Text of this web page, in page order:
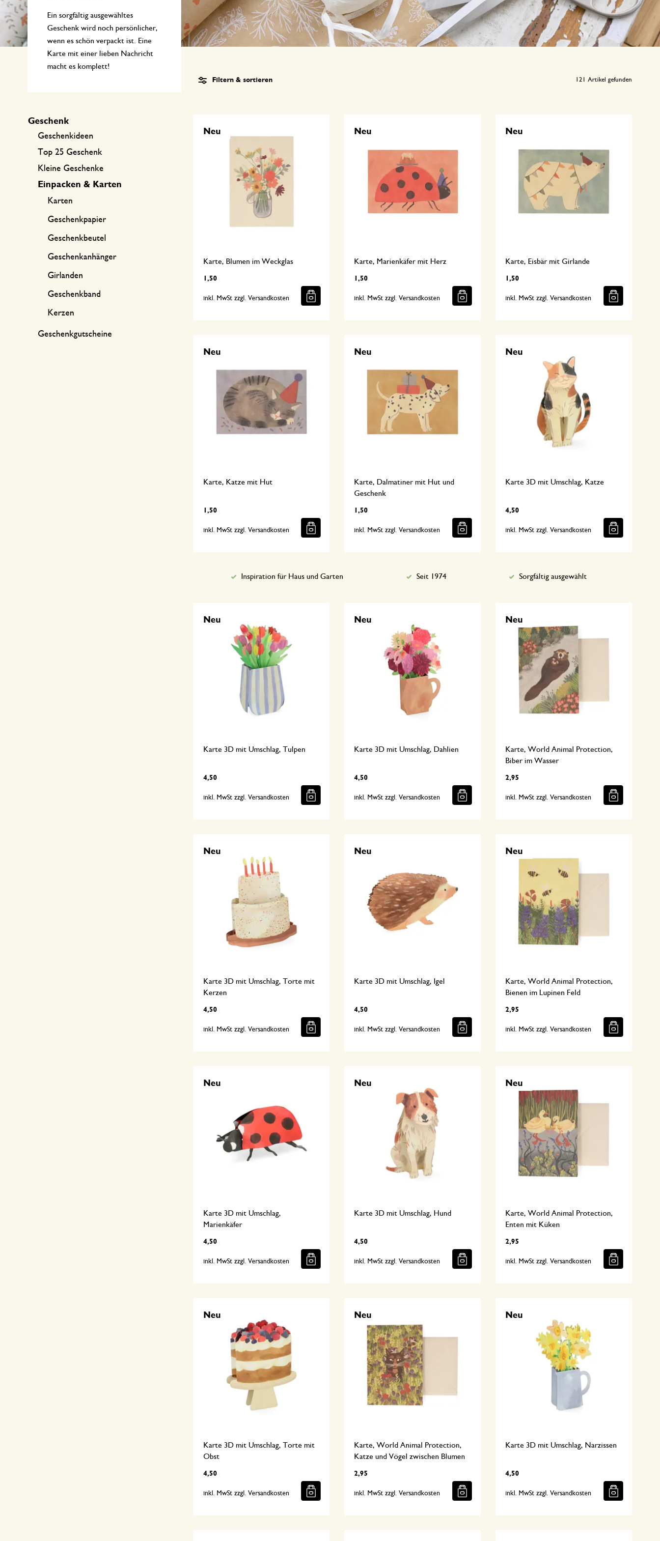
Tischwäsche
Tee-Zubehör
Kaffee-Zubehör
International kochen
Kerzenhalter
Körbe
Schreiben & Hobby
Ein sorgfältig ausgewähltes
Geschenk wird noch persönlicher,
wenn es schön verpackt ist. Eine
Karte mit einer lieben Nachricht
macht es komplett!
Geschenk
Geschenkideen
Top 25 Geschenk
Kleine Geschenke
Einpacken & Karten
Karten
Geschenkpapier
Geschenkbeutel
Geschenkanhänger
Girlanden
Geschenkband
Kerzen
Geschenkgutscheine
Filtern & sortieren 121 Artikel gefunden
Neu
Karte, Blumen im Weckglas
1,50
inkl. MwSt zzgl. Versandkosten
Neu
Karte, Marienkäfer mit Herz
1,50
inkl. MwSt zzgl. Versandkosten
Neu
Karte, Eisbär mit Girlande
1,50
inkl. MwSt zzgl. Versandkosten
Neu
Karte, Katze mit Hut
1,50
inkl. MwSt zzgl. Versandkosten
Neu
Karte, Dalmatiner mit Hut und
Geschenk
1,50
inkl. MwSt zzgl. Versandkosten
Neu
Karte 3D mit Umschlag, Katze
4,50
inkl. MwSt zzgl. Versandkosten
Neu
Karte 3D mit Umschlag, Tulpen
4,50
inkl. MwSt zzgl. Versandkosten
Neu
Karte 3D mit Umschlag, Dahlien
4,50
inkl. MwSt zzgl. Versandkosten
Neu
Karte, World Animal Protection,
Biber im Wasser
2,95
inkl. MwSt zzgl. Versandkosten
Neu
Karte 3D mit Umschlag, Torte mit
Kerzen
4,50
inkl. MwSt zzgl. Versandkosten
Neu
Karte 3D mit Umschlag, Igel
4,50
inkl. MwSt zzgl. Versandkosten
Neu
Karte, World Animal Protection,
Bienen im Lupinen Feld
2,95
inkl. MwSt zzgl. Versandkosten
Neu
Karte 3D mit Umschlag,
Marienkäfer
4,50
inkl. MwSt zzgl. Versandkosten
Neu
Karte 3D mit Umschlag, Hund
4,50
inkl. MwSt zzgl. Versandkosten
Neu
Karte, World Animal Protection,
Enten mit Küken
2,95
inkl. MwSt zzgl. Versandkosten
Neu
Karte 3D mit Umschlag, Torte mit
Obst
4,50
inkl. MwSt zzgl. Versandkosten
Neu
Karte, World Animal Protection,
Katze und Vögel zwischen Blumen
2,95
inkl. MwSt zzgl. Versandkosten
Neu
Karte 3D mit Umschlag, Narzissen
4,50
inkl. MwSt zzgl. Versandkosten
Inspiration für Haus und Garten Seit 1974 Sorgfältig ausgewählt